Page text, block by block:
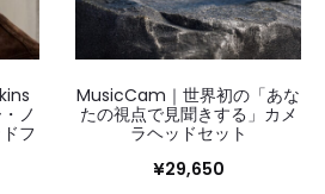
ノ
フ
MusicCam｜世界初の「あな
たの視点で見聞きする」カメ
ラヘッドセット
¥29,650